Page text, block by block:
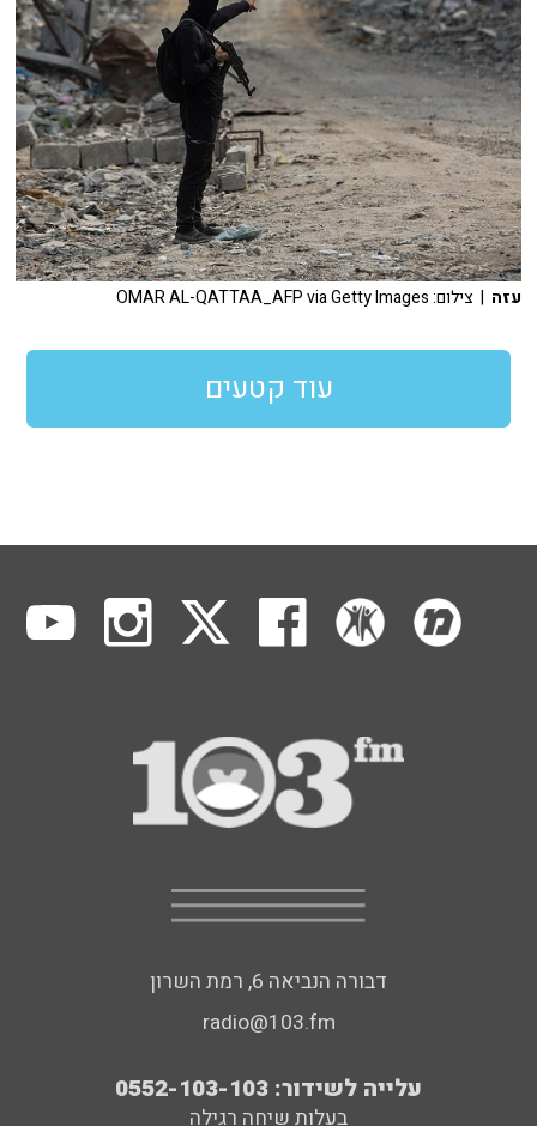
עזה | צילום: OMAR AL-QATTAA_AFP via Getty Images
עוד קטעים
דבורה הנביאה 6, רמת השרון
radio@103.fm
עלייה לשידור: 0552-103-103
בעלות שיחה רגילה